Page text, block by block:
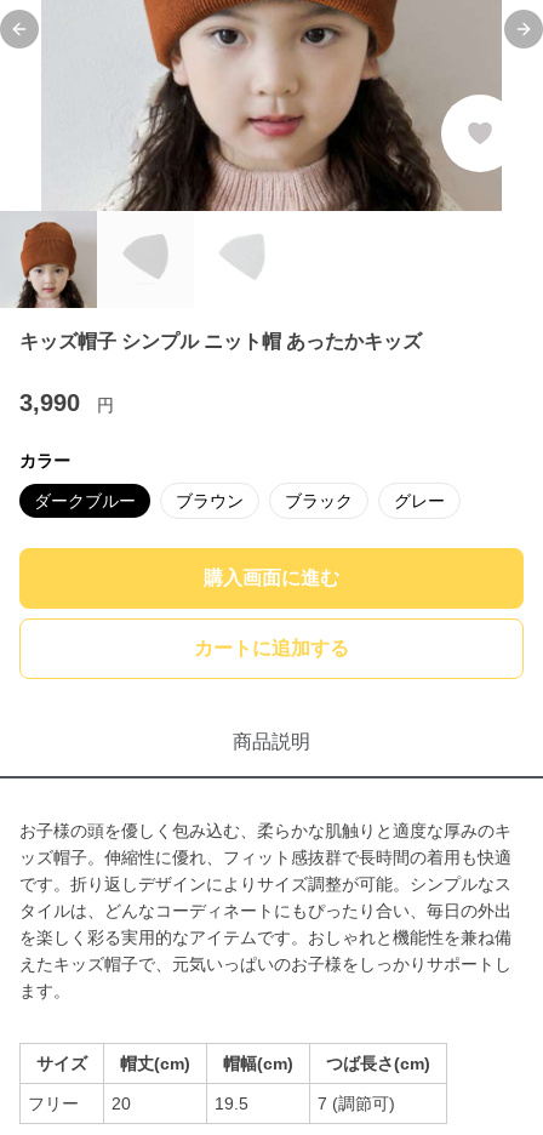
Previous slide
キッズ帽子 シンプル ニット帽 あったかキッズ
3,990 円
カラー
ダークブルー ブラウン ブラック グレー
購入画面に進む
カートに追加する
商品説明
お子様の頭を優しく包み込む、柔らかな肌触りと適度な厚みのキ
ッズ帽子。伸縮性に優れ、フィット感抜群で長時間の着用も快適
です。折り返しデザインによりサイズ調整が可能。シンプルなス
タイルは、どんなコーディネートにもぴったり合い、毎日の外出
を楽しく彩る実用的なアイテムです。おしゃれと機能性を兼ね備
えたキッズ帽子で、元気いっぱいのお子様をしっかりサポートし
ます。
サイズ 帽丈(cm) 帽幅(cm) つば長さ(cm)
フリー 20 19.5 7 (調節可)